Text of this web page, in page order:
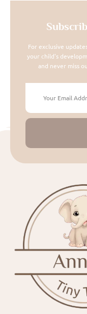
For exclusive
your child's
and never miss